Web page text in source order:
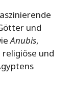
und
Anubis,
und